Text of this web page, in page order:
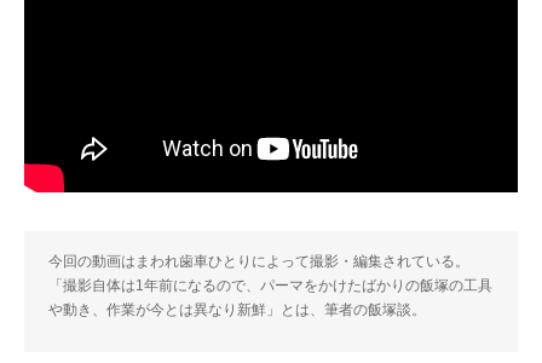
今回の動画はまわれ歯車ひとりによって撮影・編集されている。
「撮影自体は1年前になるので、パーマをかけたばかりの飯塚の工具
や動き、作業が今とは異なり新鮮」とは、筆者の飯塚談。